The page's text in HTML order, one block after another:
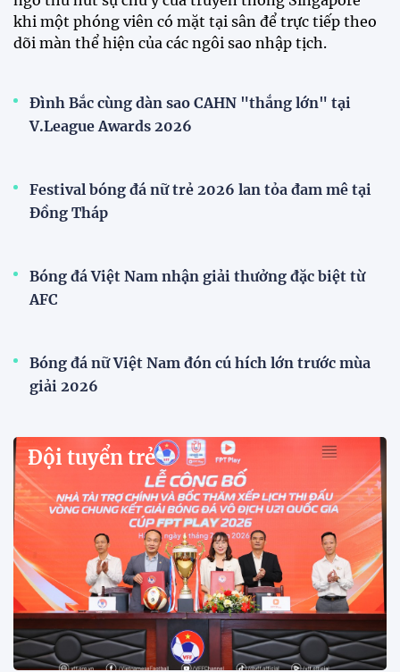
Tiền đạo Đình Bắc chốt tương lai sau tin đồn sang
Nhật Bản thi đấu
ĐKVĐ Cúp Quốc gia chiêu mộ sao trẻ của ĐT Việt
Đội tuyển Việt Nam
Xã Hùng Châu tưng bừng khai mạc giải bóng đá
truyền thống lần thứ VI
Giải bóng đá truyền thống xã Hùng Châu lần thứ VI
chính thức khởi tranh với sự tham gia của 14 đội
bóng, hứa hẹn mang đến những trận cầu hấp dẫn.
HLV Kim Sang Sik: "ĐT Việt Nam sẽ tung đội
hình mạnh nhất trước Campuchia"